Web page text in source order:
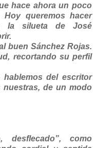
hace ahora un poco
queremos hacer
la silueta de José
buen Sánchez Rojas.
recortando su perfil
hablemos del escritor
nuestras, de un modo
desflecado”, como